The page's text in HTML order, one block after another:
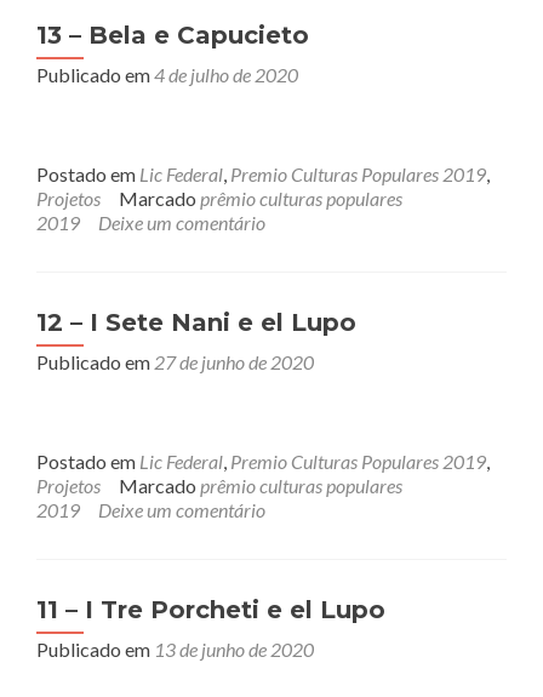
13 – Bela e Capucieto
Publicado em4 de julho de 2020
Postado em Lic Federal, Premio Culturas Populares 2019,
Projetos
Marcado prêmio culturas populares
2019
Deixe um comentário
12 – I Sete Nani e el Lupo
Publicado em 27 de junho de 2020
Postado em Lic Federal, Premio Culturas Populares 2019,
Projetos
Marcado prêmio culturas populares
2019
Deixe um comentário
11 – I Tre Porcheti e el Lupo
Publicado em 13 de junho de 2020